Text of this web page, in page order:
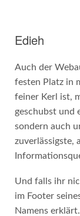
Edieh
Auch der
festen Platz in
feiner Kerl ist,
geschubst und
sondern auch
zuverlässigste,
Und falls ihr
im Footer
Namens erklärt.